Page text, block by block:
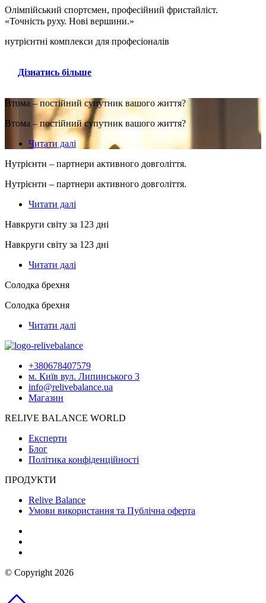
Олімпійський спортсмен, професійний фристайліст.
«Точність руху. Нові вершини.»
нутрієнтні комплекси для професіоналів
Дізнатись більше
Втома – постійний супутник вашого життя?
Втома – постійний супутник вашого життя?
Читати далі
Нутрієнти – партнери активного довголіття.
Нутрієнти – партнери активного довголіття.
Читати далі
Навкруги світу за 123 дні
Навкруги світу за 123 дні
Читати далі
Солодка брехня
Солодка брехня
Читати далі
+380678407579
м. Київ вул. Липинського 3
info@relivebalance.ua
Магазин
RELIVE BALANCE WORLD
Експерти
Блог
Політика конфіденційності
ПРОДУКТИ
Relive Balance
Умови використання та Публічна оферта
© Copyright 2026